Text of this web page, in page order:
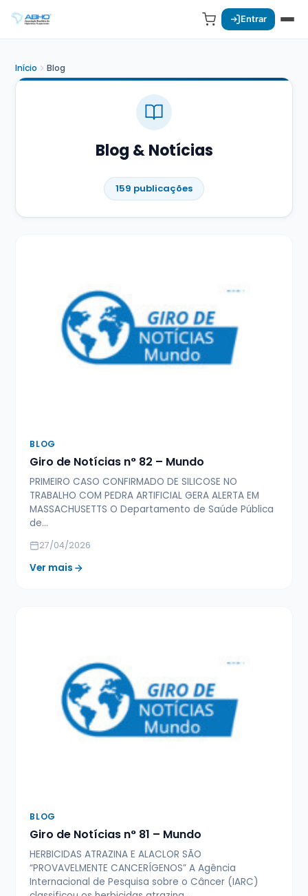
Entrar
Início Blog
Blog & Notícias
159 publicações
BLOG
Giro de Notícias n° 82 – Mundo
PRIMEIRO CASO CONFIRMADO DE SILICOSE NO
TRABALHO COM PEDRA ARTIFICIAL GERA ALERTA EM
MASSACHUSETTS O Departamento de Saúde Pública
de…
27/04/2026
Ver mais
BLOG
Giro de Notícias n° 81 – Mundo
HERBICIDAS ATRAZINA E ALACLOR SÃO
“PROVAVELMENTE CANCERÍGENOS” A Agência
Internacional de Pesquisa sobre o Câncer (IARC)